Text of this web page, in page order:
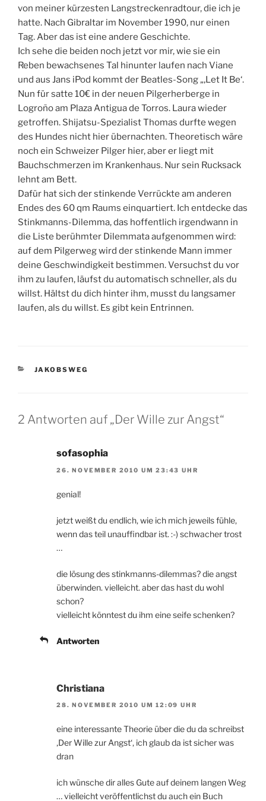
von meiner kürzesten Langstreckenradtour, die ich je
hatte. Nach Gibraltar im November 1990, nur einen
Tag. Aber das ist eine andere Geschichte.
Ich sehe die beiden noch jetzt vor mir, wie sie ein
Reben bewachsenes Tal hinunter laufen nach Viane
und aus Jans iPod kommt der Beatles-Song „‚Let It Be‘.
Nun für satte 10€ in der neuen Pilgerherberge in
Logroño am Plaza Antigua de Torros. Laura wieder
getroffen. Shijatsu-Spezialist Thomas durfte wegen
des Hundes nicht hier übernachten. Theoretisch wäre
noch ein Schweizer Pilger hier, aber er liegt mit
Bauchschmerzen im Krankenhaus. Nur sein Rucksack
lehnt am Bett.
Dafür hat sich der stinkende Verrückte am anderen
Endes des 60 qm Raums einquartiert. Ich entdecke das
Stinkmanns-Dilemma, das hoffentlich irgendwann in
die Liste berühmter Dilemmata aufgenommen wird:
auf dem Pilgerweg wird der stinkende Mann immer
deine Geschwindigkeit bestimmen. Versuchst du vor
ihm zu laufen, läufst du automatisch schneller, als du
willst. Hältst du dich hinter ihm, musst du langsamer
laufen, als du willst. Es gibt kein Entrinnen.
KATEGORIEN
JAKOBSWEG
2 Antworten auf „Der Wille zur Angst“
sofasophia
26. NOVEMBER 2010 UM 23:43 UHR
genial!
jetzt weißt du endlich, wie ich mich jeweils fühle,
wenn das teil unauffindbar ist. :-) schwacher trost
…
die lösung des stinkmanns-dilemmas? die angst
überwinden. vielleicht. aber das hast du wohl
schon?
vielleicht könntest du ihm eine seife schenken?
Antworten
Christiana
28. NOVEMBER 2010 UM 12:09 UHR
eine interessante Theorie über die du da schreibst
‚Der Wille zur Angst‘, ich glaub da ist sicher was
dran
ich wünsche dir alles Gute auf deinem langen Weg
… vielleicht veröffentlichst du auch ein Buch